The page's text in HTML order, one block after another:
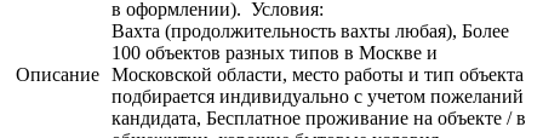
Описание
в оформлении). Условия:
Вахта (продолжительность вахты любая), Более
100 объектов разных типов в Москве и
Московской области, место работы и тип объекта
подбирается индивидуально с учетом пожеланий
кандидата, Бесплатное проживание на объекте / в